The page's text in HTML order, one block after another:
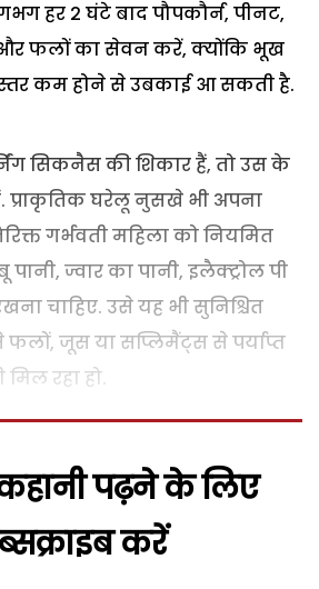
हर 2 घंटे बाद पौपकौर्न, पीनट,
फलों का सेवन करें, क्योंकि भूख
कम होने से उबकाई आ सकती है.
सिकनैस की शिकार हैं, तो उस के
प्राकृतिक घरेलू नुसखे भी अपना
गर्भवती महिला को नियमित
ज्वार का पानी, इलैक्ट्रोल पी
चाहिए. उसे यह भी सुनिश्चित
फलों, जूस या सप्लिमैंट्स से पर्याप्त
मिल रहा हो.
पढ़ने के लिए
करें